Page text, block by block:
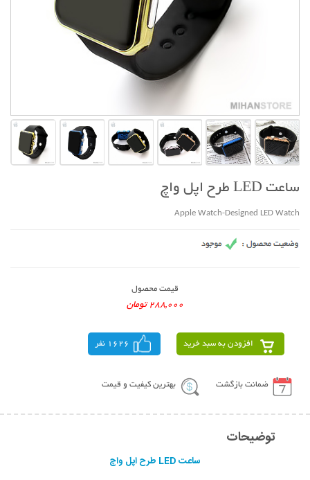
ساعت LED طرح اپل واچ
Apple Watch-Designed LED Watch
قیمت محصول
288,000 تومان
افزودن به سبد خرید 1626 نفر
ضمانت بازگشت بهترین کیفیت و قیمت
توضیحات
ساعت LED طرح اپل واچ